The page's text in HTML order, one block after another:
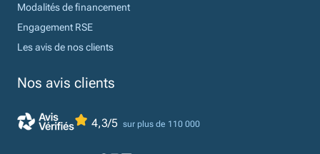
Modalités de financement
Engagement RSE
Les avis de nos clients
Nos avis clients
4,3/5 sur plus de 110 000